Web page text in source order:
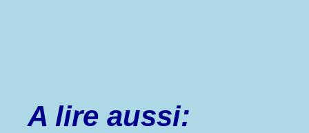
A lire aussi: